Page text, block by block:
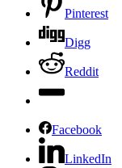
Pinterest
Digg
Reddit
Facebook
LinkedIn